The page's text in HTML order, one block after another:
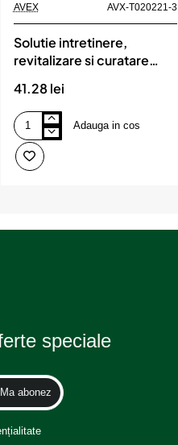
AVEX AVX-T020221-3
Solutie intretinere,
revitalizare si curatare
500ml, cu pulverizator si
aplicator
41.28 lei
Solutie
intretinere,
revitalizare
si
500ml,
Adauga in cos
speciale
Ma abonez